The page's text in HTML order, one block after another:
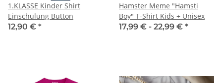
1.KLASSE Kinder Shirt
Einschulung Button
12,90 € *
Hamster Meme "Hamsti
Boy" T-Shirt Kids + Unisex
17,99 € - 22,99 € *